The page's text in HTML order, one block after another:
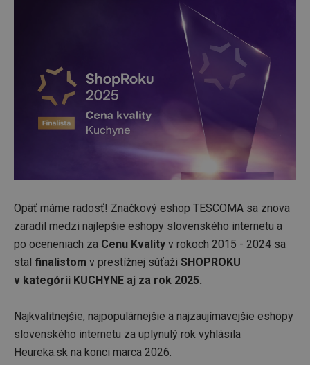
Opäť máme radosť! Značkový eshop TESCOMA sa znova
zaradil medzi najlepšie eshopy slovenského internetu a
po oceneniach za Cenu Kvality v rokoch 2015 - 2024 sa
stal finalistom v prestížnej súťaži SHOPROKU
v kategórii KUCHYNE aj za rok 2025.
Najkvalitnejšie, najpopulárnejšie a najzaujímavejšie eshopy
slovenského internetu za uplynulý rok vyhlásila
Heureka.sk na konci marca 2026.